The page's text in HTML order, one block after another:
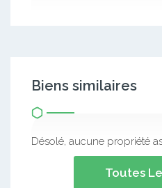
Biens similaires
Désolé, aucune propriété
Toutes